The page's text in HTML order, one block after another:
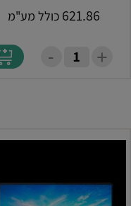
621.86 כולל מע"מ
+
-